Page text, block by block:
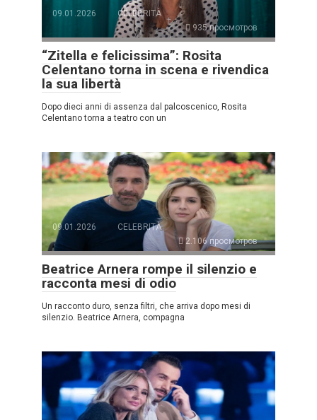
09.01.2026
CELEBRITÀ
935 просмотров
“Zitella e felicissima”: Rosita
Celentano torna in scena e rivendica
la sua libertà
Dopo dieci anni di assenza dal palcoscenico, Rosita
Celentano torna a teatro con un
09.01.2026
CELEBRITÀ
2.106 просмотров
Beatrice Arnera rompe il silenzio e
racconta mesi di odio
Un racconto duro, senza filtri, che arriva dopo mesi di
silenzio. Beatrice Arnera, compagna